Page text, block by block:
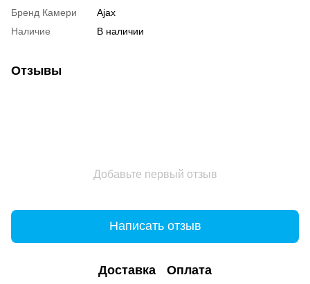
Бренд Камери
Ajax
Наличие
В наличии
Отзывы
Добавьте первый отзыв
Написать отзыв
Доставка Оплата